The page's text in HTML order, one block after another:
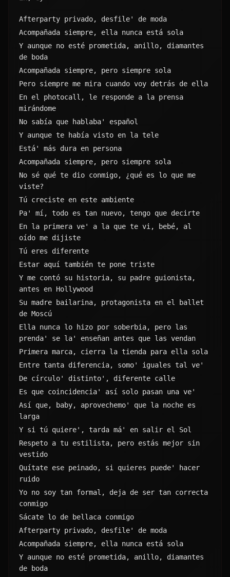
Afterparty privado, desfile' de moda
Acompañada siempre, ella nunca está sola
Y aunque no esté prometida, anillo, diamantes
de boda
Acompañada siempre, pero siempre sola
Pero siempre me mira cuando voy detrás de ella
En el photocall, le responde a la prensa
mirándome
No sabía que hablaba' español
Y aunque te había visto en la tele
Está' más dura en persona
Acompañada siempre, pero siempre sola
No sé qué te dio conmigo, ¿qué es lo que me
viste?
Tú creciste en este ambiente
Pa' mí, todo es tan nuevo, tengo que decirte
En la primera ve' a la que te vi, bebé, al
oído me dijiste
Tú eres diferente
Estar aquí también te pone triste
Y me contó su historia, su padre guionista,
antes en Hollywood
Su madre bailarina, protagonista en el ballet
de Moscú
Ella nunca lo hizo por soberbia, pero las
prenda' se la' enseñan antes que las vendan
Primera marca, cierra la tienda para ella sola
Entre tanta diferencia, somo' iguales tal ve'
De círculo' distinto', diferente calle
Es que coincidencia' así solo pasan una ve'
Así que, baby, aprovechemo' que la noche es
larga
Y si tú quiere', tarda má' en salir el Sol
Respeto a tu estilista, pero estás mejor sin
vestido
Quítate ese peinado, si quieres puede' hacer
ruido
Yo no soy tan formal, deja de ser tan correcta
conmigo
Sácate lo de bellaca conmigo
Afterparty privado, desfile' de moda
Acompañada siempre, ella nunca está sola
Y aunque no esté prometida, anillo, diamantes
de boda